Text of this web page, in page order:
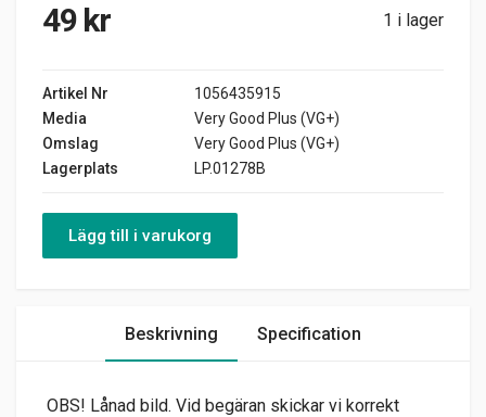
49 kr 1 i lager
Artikel Nr
1056435915
Media
Very Good Plus (VG+)
Omslag
Very Good Plus (VG+)
Lagerplats
LP.01278B
Lägg till i varukorg
Beskrivning Specification
OBS! Lånad bild. Vid begäran skickar vi korrekt